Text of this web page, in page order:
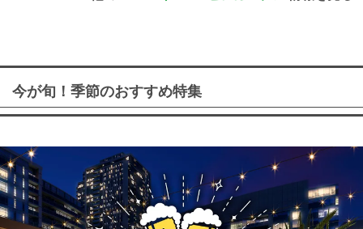
今が旬！季節のおすすめ特集